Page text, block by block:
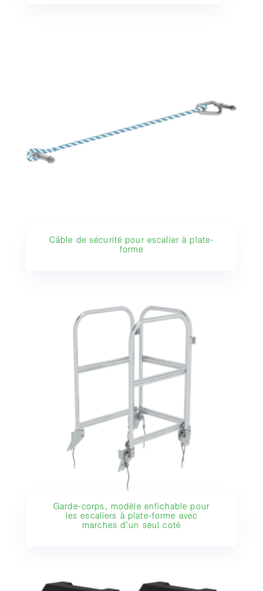
Câble de sécurité pour escalier à plate-
forme
Garde-corps, modèle enfichable pour
les escaliers à plate-forme avec
marches d’un seul coté